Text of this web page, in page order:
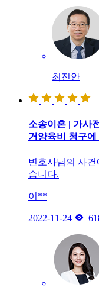
최진안
소송이혼 | 가사
거양육비 청구에
변호사님의 사
습니다.
이**
2022-11-24 